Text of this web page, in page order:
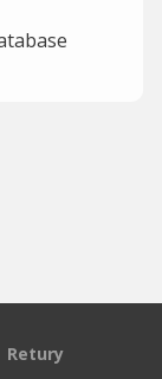
Retury